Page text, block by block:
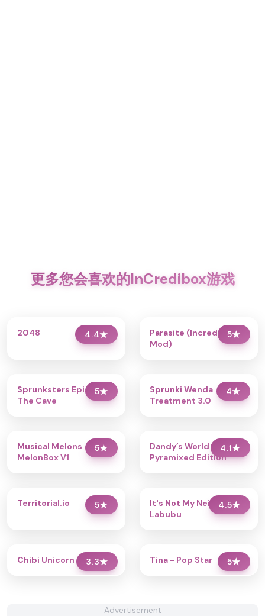
更多您会喜欢的InCredibox游戏
4.4★
2048 5★
Parasite (Incredibox
Mod)
5★
Sprunksters Episode 2:
The Cave
4★
Sprunki Wenda
Treatment 3.0
5★
Musical Melons –
MelonBox V1
4.1★
Dandy’s World
Pyramixed Edition
5★
Territorial.io 4.5★
It's Not My Neighbor:
Labubu
3.3★
Chibi Unicorn Dress Up 5★
Tina - Pop Star
Advertisement